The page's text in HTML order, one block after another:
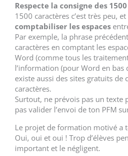
Respecte la consigne des
1500 caractères c’est très peu, et
comptabiliser les espaces
Par exemple, la phrase
caractères en comptant les
Word (comme tous les
l’information (pour Word en bas
existe aussi des sites gratuits de
caractères.
Surtout, ne prévois pas un texte
pas valider l’envoi de ton PFM
Le projet de formation motivé a
Oui, oui et oui ! Trop d’élèves
important et le négligent.